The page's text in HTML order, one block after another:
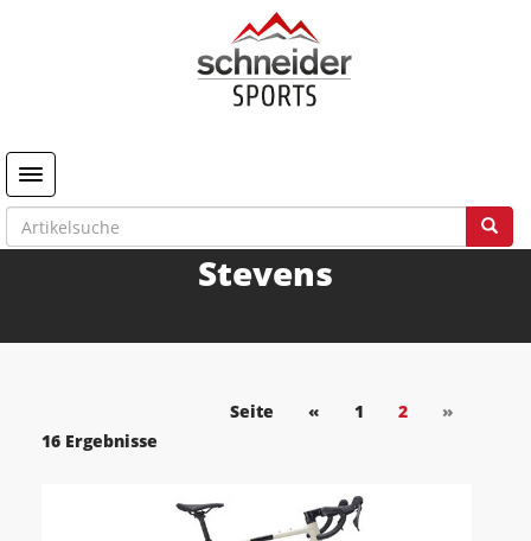
Toggle navigation
Stevens
Seite « 1 2
»
16 Ergebnisse